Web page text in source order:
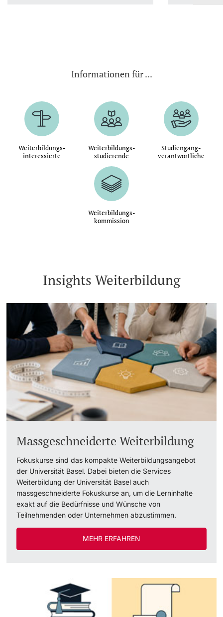
Informationen für ...
Weiterbildungs-
interessierte
Weiterbildungs-
studierende
Studiengang-
verantwortliche
Weiterbildungs-
kommission
Insights Weiterbildung
Massgeschneiderte Weiterbildung
Fokuskurse sind das kompakte Weiterbildungsangebot
der Universität Basel. Dabei bieten die Services
Weiterbildung der Universität Basel auch
massgeschneiderte Fokuskurse an, um die Lerninhalte
exakt auf die Bedürfnisse und Wünsche von
Teilnehmenden oder Unternehmen abzustimmen.
MEHR ERFAHREN